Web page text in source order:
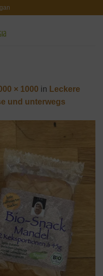
× 1000 in Leckere
und unterwegs